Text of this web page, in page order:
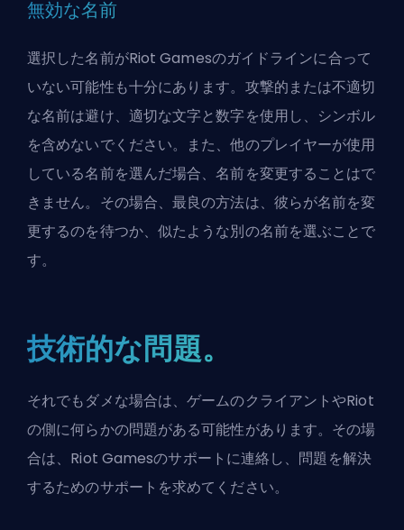
無効な名前
選択した名前がRiot Gamesのガイドラインに合って
いない可能性も十分にあります。攻撃的または不適切
な名前は避け、適切な文字と数字を使用し、シンボル
を含めないでください。また、他のプレイヤーが使用
している名前を選んだ場合、名前を変更することはで
きません。その場合、最良の方法は、彼らが名前を変
更するのを待つか、似たような別の名前を選ぶことで
す。
技術的な問題。
それでもダメな場合は、ゲームのクライアントやRiot
の側に何らかの問題がある可能性があります。その場
合は、Riot Gamesのサポートに連絡し、問題を解決
するためのサポートを求めてください。